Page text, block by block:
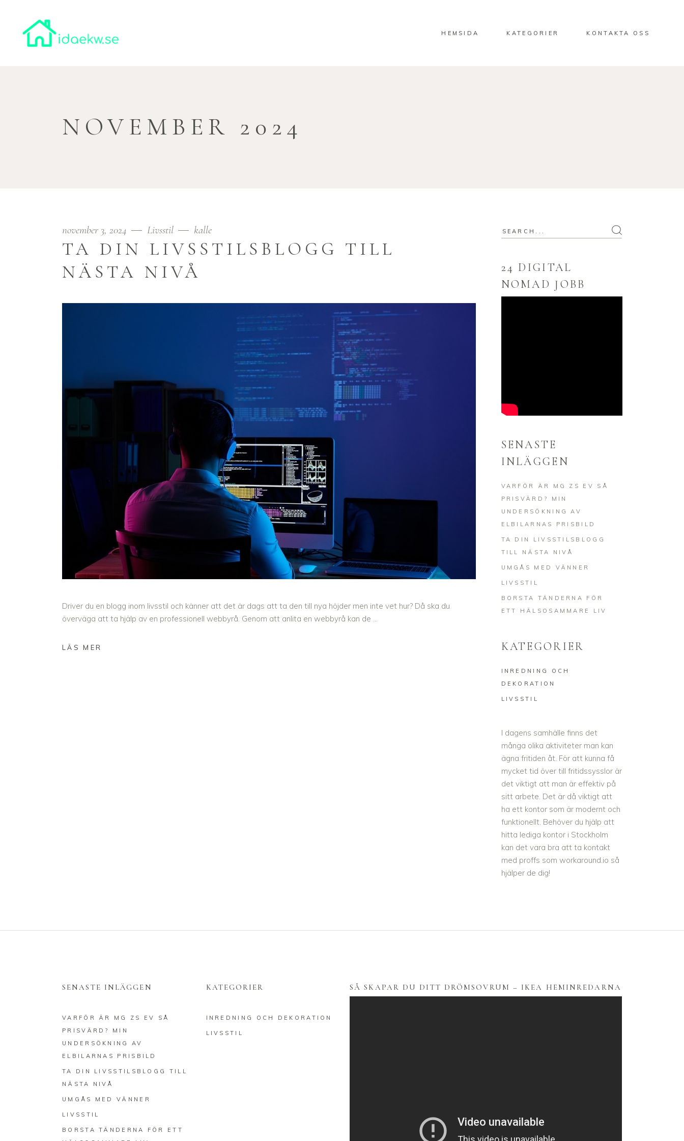
HEMSIDA KATEGORIER KONTAKTA OSS
NOVEMBER 2024
november 3, 2024 Livsstil kalle
TA DIN LIVSSTILSBLOGG TILL
NÄSTA NIVÅ
Driver du en blogg inom livsstil och känner att det är dags att ta den till nya höjder men inte vet hur? Då ska du
överväga att ta hjälp av en professionell webbyrå. Genom att anlita en webbyrå kan de
Search
24 DIGITAL
NOMAD JOBB
SENASTE
INLÄGGEN
VARFÖR ÄR MG ZS EV SÅ
PRISVÄRD? MIN
UNDERSÖKNING AV
ELBILARNAS PRISBILD
TA DIN LIVSSTILSBLOGG
TILL NÄSTA NIVÅ
UMGÅS MED VÄNNER
LIVSSTIL
BORSTA TÄNDERNA FÖR
ETT HÄLSOSAMMARE LIV
KATEGORIER
INREDNING OCH
DEKORATION
LIVSSTIL
I dagens samhälle finns det
många olika aktiviteter man kan
ägna fritiden åt. För att kunna få
mycket tid över till fritidssysslor är
det viktigt att man är effektiv på
sitt arbete. Det är då viktigt att
ha ett kontor som är modernt och
funktionellt. Behöver du hjälp att
hitta lediga kontor i Stockholm
kan det vara bra att ta kontakt
med proffs som workaround.io så
hjälper de dig!
SENASTE INLÄGGEN
VARFÖR ÄR MG ZS EV SÅ
PRISVÄRD? MIN
UNDERSÖKNING AV
ELBILARNAS PRISBILD
TA DIN LIVSSTILSBLOGG TILL
NÄSTA NIVÅ
UMGÅS MED VÄNNER
LIVSSTIL
BORSTA TÄNDERNA FÖR ETT
KATEGORIER
INREDNING OCH DEKORATION
LIVSSTIL
SÅ SKAPAR DU DITT DRÖMSOVRUM – IKEA HEMINREDARNA